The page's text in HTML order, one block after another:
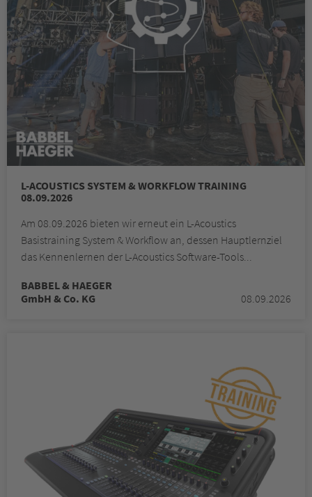
L-ACOUSTICS SYSTEM & WORKFLOW TRAINING
08.09.2026
Am 08.09.2026 bieten wir erneut ein L-Acoustics
Basistraining System & Workflow an, dessen Hauptlernziel
das Kennenlernen der L-Acoustics Software-Tools...
BABBEL & HAEGER
GmbH & Co. KG
08.09.2026